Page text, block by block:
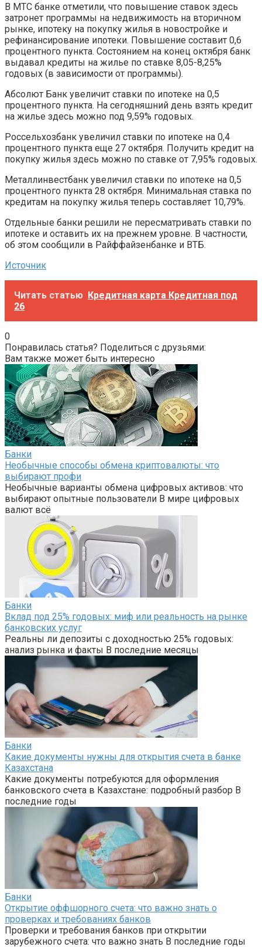
В МТС банке отметили, что повышение ставок здесь
затронет программы на недвижимость на вторичном
рынке, ипотеку на покупку жилья в новостройке и
рефинансирование ипотеки. Повышение составит 0,6
процентного пункта. Состоянием на конец октября банк
выдавал кредиты на жилье по ставке 8,05-8,25%
годовых (в зависимости от программы).
Абсолют Банк увеличит ставки по ипотеке на 0,5
процентного пункта. На сегодняшний день взять кредит
на жилье здесь можно под 9,59% годовых.
Россельхозбанк увеличил ставки по ипотеке на 0,4
процентного пункта еще 27 октября. Получить кредит на
покупку жилья здесь можно по ставке от 7,95% годовых.
Металлинвестбанк увеличил ставки по ипотеке на 0,5
процентного пункта 28 октября. Минимальная ставка по
кредитам на покупку жилья теперь составляет 10,79%.
Отдельные банки решили не пересматривать ставки по
ипотеке и оставить их на прежнем уровне. В частности,
об этом сообщили в Райффайзенбанке и ВТБ.
Источник
Читать статью Кредитная карта Кредитная под
26
0
Понравилась статья? Поделиться с друзьями:
Вам также может быть интересно
Банки
Необычные способы обмена криптовалюты: что
выбирают профи
Необычные варианты обмена цифровых активов: что
выбирают опытные пользователи В мире цифровых
валют всё
Банки
Вклад под 25% годовых: миф или реальность на рынке
банковских услуг
Реальны ли депозиты с доходностью 25% годовых:
анализ рынка и факты В последние месяцы
Банки
Какие документы нужны для открытия счета в банке
Казахстана
Какие документы потребуются для оформления
банковского счета в Казахстане: подробный разбор В
последние годы
Банки
Открытие оффшорного счета: что важно знать о
проверках и требованиях банков
Проверки и требования банков при открытии
зарубежного счета: что важно знать В последние годы